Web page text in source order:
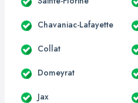
Chavaniac-Lafayette
Collat
Domeyrat
Jax